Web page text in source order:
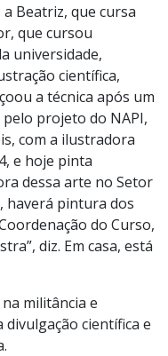
Beatriz, que cursa
que cursou
universidade,
científica,
a técnica após um
projeto do NAPI,
com a ilustradora
e hoje pinta
dessa arte no Setor
haverá pintura dos
do Curso,
diz. Em casa, está
militância e
científica e